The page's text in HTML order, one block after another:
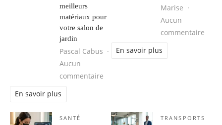
meilleurs
matériaux pour
votre salon de
jardin
Pascal Cabus
Aucun
commentaire
En savoir plus
Marise
Aucun
commentaire
En savoir plus
SANTÉ TRANSPORTS